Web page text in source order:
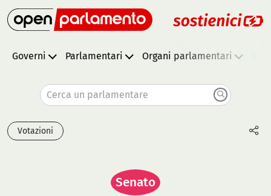
Governi Parlamentari Organi parlamentari
Cerca un parlamentare
Votazioni
Senato